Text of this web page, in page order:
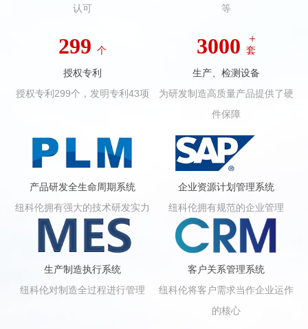
认可
等
299 个
授权专利
授权专利299个，发明专利43项
3000 +
套
生产、检测设备
为研发制造高质量产品提供了硬
件保障
产品研发全生命周期系统
纽科伦拥有强大的技术研发实力
企业资源计划管理系统
纽科伦拥有规范的企业管理
生产制造执行系统
纽科伦对制造全过程进行管理
客户关系管理系统
纽科伦将客户需求当作企业运作
的核心